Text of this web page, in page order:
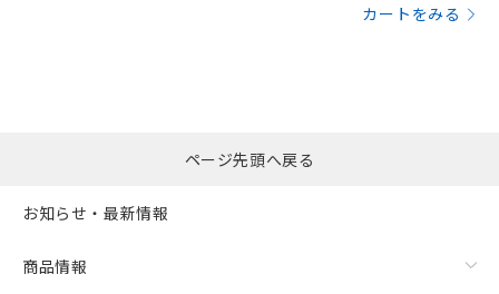
カートをみる
ページ先頭へ戻る
お知らせ・最新情報
商品情報